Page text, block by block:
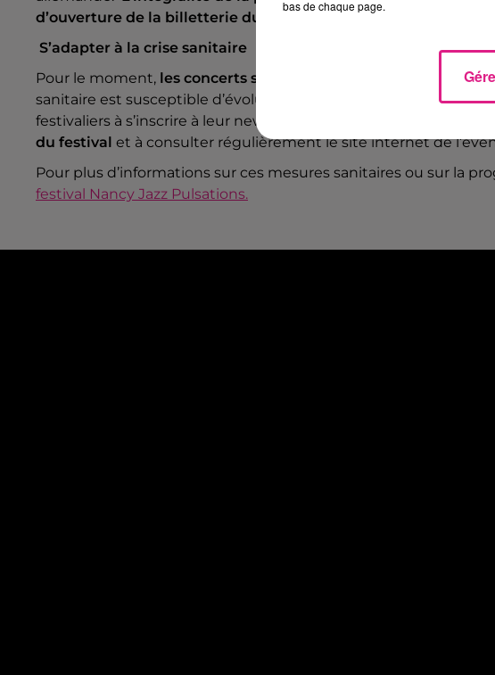
d’ouverture de la billetterie du festival.
S’adapter à la crise sanitaire
Pour le moment, les concerts sont prévus debout,
mais rien
sanitaire est susceptible d’évoluer d’ici le début du mois
festivaliers à s’inscrire à leur newsletter pour rester informé
du festival et à consulter régulièrement le site internet de
Pour plus d’informations sur ces mesures sanitaires ou sur la
festival Nancy Jazz Pulsations.
bas de chaque page.